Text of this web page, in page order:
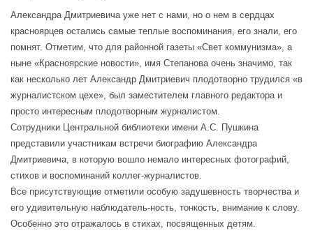
Александра Дмитриевича уже нет с нами, но о нем в сердцах
красноярцев остались самые теплые воспоминания, его знали, его
помнят. Отметим, что для районной газеты «Свет коммунизма», а
ныне «Красноярские новости», имя Степанова очень значимо, так
как несколько лет Александр Дмитриевич плодотворно трудился «в
журналистском цехе», был заместителем главного редактора и
просто интересным плодотворным журналистом.
Сотрудники Центральной библиотеки имени А.С. Пушкина
представили участникам встречи биографию Александра
Дмитриевича, в которую вошло немало интересных фотографий,
стихов и воспоминаний коллег-журналистов.
Все присутствующие отметили особую задушевность творчества и
его удивительную наблюдатель-ность, тонкость, внимание к слову.
Особенно это отражалось в стихах, посвященных детям.